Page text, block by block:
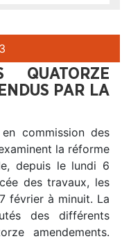
QUATORZE
PAR LA
commission des
la réforme
depuis le lundi 6
des travaux, les
février à minuit. La
des différents
amendements.